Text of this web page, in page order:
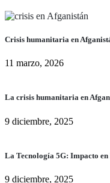
Crisis humanitaria en
11 marzo, 2026
La crisis humanitaria en
9 diciembre, 2025
La Tecnología 5G: Impacto
9 diciembre, 2025